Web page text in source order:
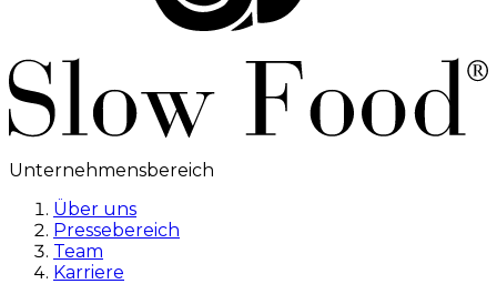
Unternehmensbereich
Über uns
Pressebereich
Team
Karriere